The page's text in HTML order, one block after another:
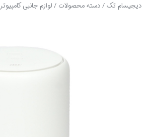
دیجیسام تک/دسته محصولات /لوازم جانبی کامپیوتر